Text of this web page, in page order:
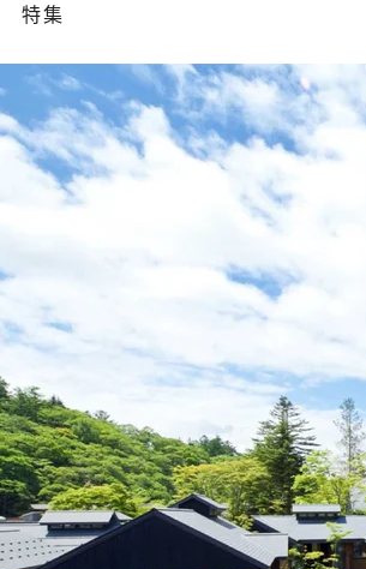
特集